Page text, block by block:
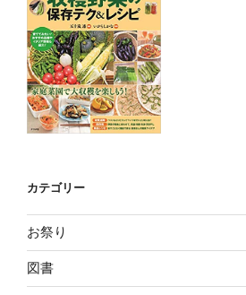
カテゴリー
お祭り
図書